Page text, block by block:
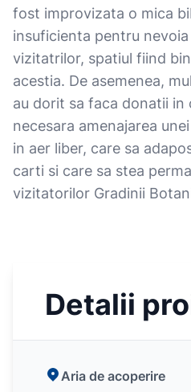
fost improvizata o mica
insuficienta pentru
vizitatrilor, spatiul fiind
acestia. De asemenea,
au dorit sa faca donatii in
necesara amenajarea
in aer liber, care sa
carti si care sa stea
vizitatorilor Gradinii
Detalii
Aria de acoperire